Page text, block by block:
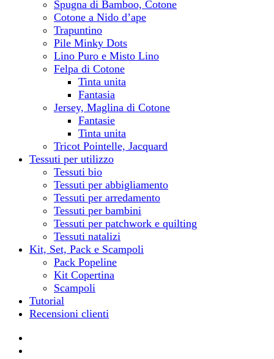
Spugna di Bamboo, Cotone
Cotone a Nido d’ape
Trapuntino
Pile Minky Dots
Lino Puro e Misto Lino
Felpa di Cotone
Tinta unita
Fantasia
Jersey, Maglina di Cotone
Fantasie
Tinta unita
Tricot Pointelle, Jacquard
Tessuti per utilizzo
Tessuti bio
Tessuti per abbigliamento
Tessuti per arredamento
Tessuti per bambini
Tessuti per patchwork e quilting
Tessuti natalizi
Kit, Set, Pack e Scampoli
Pack Popeline
Kit Copertina
Scampoli
Tutorial
Recensioni clienti